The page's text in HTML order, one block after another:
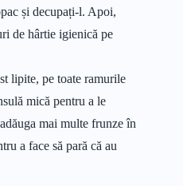
și decupați-l. Apoi,
de hârtie igienică pe
lipite, pe toate ramurile
mică pentru a le
mai multe frunze în
a face să pară că au